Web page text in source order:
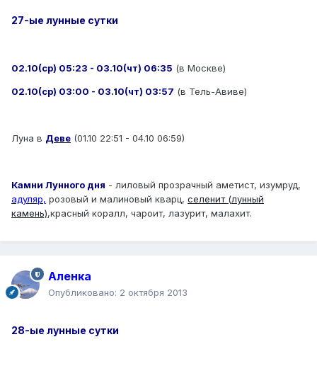
27-ые лунные сутки
02.10(ср) 05:23 - 03.10(чт) 06:35 (в Москве)
02.10(ср) 03:00 - 03.10(чт) 03:57 (в Тель-Авиве)
Луна в Деве (01.10 22:51 - 04.10 06:59)
Камни Лунного дня - лиловый прозрачный аметист, изумруд,
адуляр, розовый и малиновый кварц, селенит (лунный
камень),красный коралл, чароит, лазурит, малахит.
Аленка
Опубликовано: 2 октября 2013
28-ые лунные сутки